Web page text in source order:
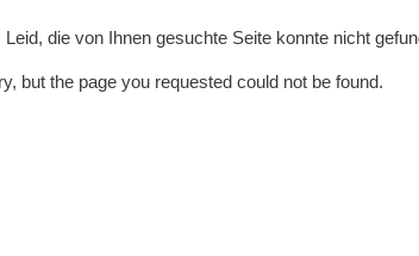
Leid, die von Ihnen gesuchte Seite konnte nicht
but the page you requested could not be found.